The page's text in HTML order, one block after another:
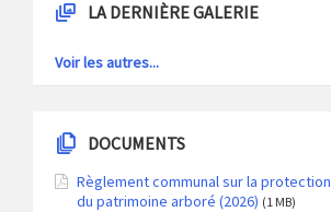
LA DERNIÈRE GALERIE
Voir les autres...
DOCUMENTS
Règlement communal sur la protection
du patrimoine arboré (2026) (1 MB)